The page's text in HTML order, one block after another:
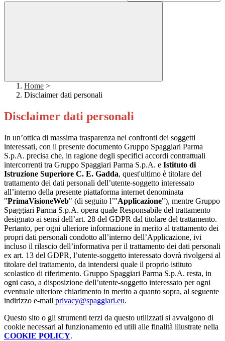
Home >
Disclaimer dati personali
Disclaimer dati personali
In un’ottica di massima trasparenza nei confronti dei soggetti
interessati, con il presente documento Gruppo Spaggiari Parma
S.p.A. precisa che, in ragione degli specifici accordi contrattuali
intercorrenti tra Gruppo Spaggiari Parma S.p.A. e Istituto di
Istruzione Superiore C. E. Gadda, quest'ultimo è titolare del
trattamento dei dati personali dell’utente-soggetto interessato
all’interno della presente piattaforma internet denominata
"PrimaVisioneWeb" (di seguito l’"Applicazione"), mentre Gruppo
Spaggiari Parma S.p.A. opera quale Responsabile del trattamento
designato ai sensi dell’art. 28 del GDPR dal titolare del trattamento.
Pertanto, per ogni ulteriore informazione in merito al trattamento dei
propri dati personali condotto all’interno dell’Applicazione, ivi
incluso il rilascio dell’informativa per il trattamento dei dati personali
ex art. 13 del GDPR, l’utente-soggetto interessato dovrà rivolgersi al
titolare del trattamento, da intendersi quale il proprio istituto
scolastico di riferimento. Gruppo Spaggiari Parma S.p.A. resta, in
ogni caso, a disposizione dell’utente-soggetto interessato per ogni
eventuale ulteriore chiarimento in merito a quanto sopra, al seguente
indirizzo e-mail privacy@spaggiari.eu.
Questo sito o gli strumenti terzi da questo utilizzati si avvalgono di
cookie necessari al funzionamento ed utili alle finalità illustrate nella
COOKIE POLICY.